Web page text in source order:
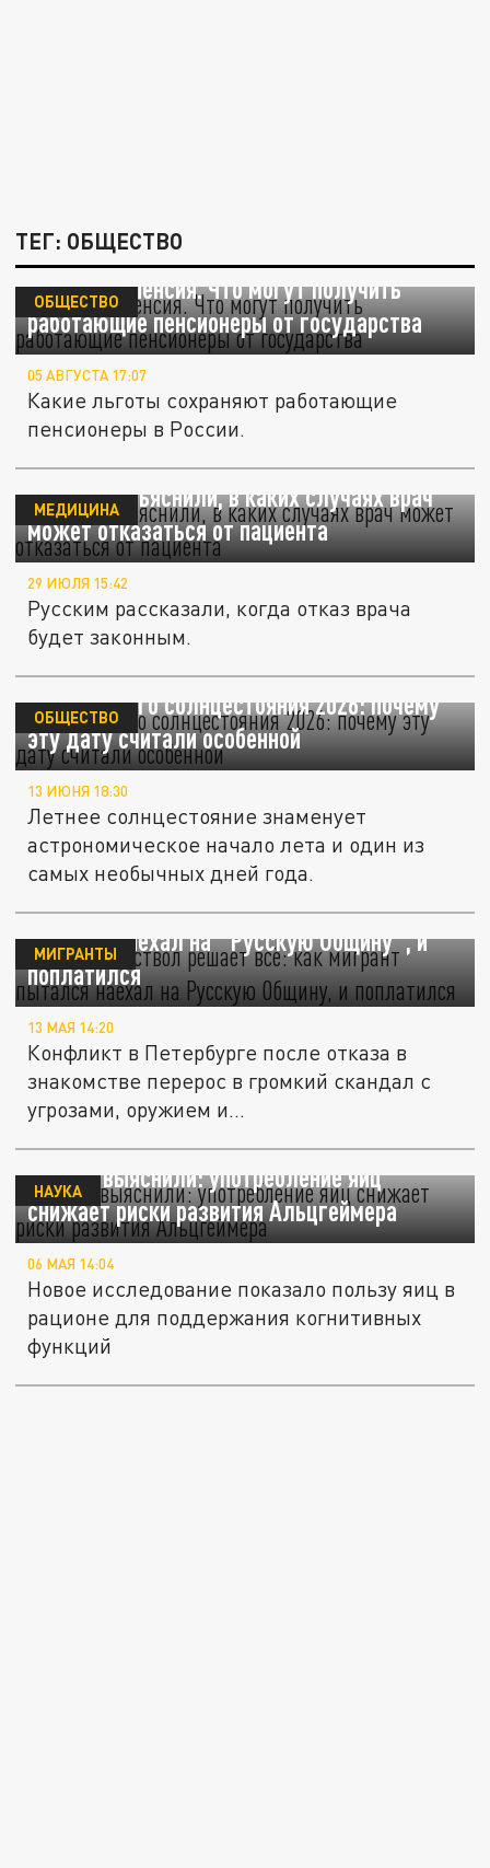
ТЕГ: ОБЩЕСТВО
Не только пенсия. Что могут получить
работающие пенсионеры от государства
ОБЩЕСТВО
05 АВГУСТА 17:07
Какие льготы сохраняют работающие
пенсионеры в России.
Русским объяснили, в каких случаях врач
может отказаться от пациента
МЕДИЦИНА
29 ИЮЛЯ 15:42
Русским рассказали, когда отказ врача
будет законным.
День летнего солнцестояния 2026: почему
эту дату считали особенной
ОБЩЕСТВО
13 ИЮНЯ 18:30
Летнее солнцестояние знаменует
астрономическое начало лета и один из
самых необычных дней года.
Думал, что ствол решает всё: как мигрант
пытался наехал на "Русскую Общину", и
поплатился
МИГРАНТЫ
13 МАЯ 14:20
Конфликт в Петербурге после отказа в
знакомстве перерос в громкий скандал с
угрозами, оружием и...
Ученые выяснили: употребление яиц
снижает риски развития Альцгеймера
НАУКА
06 МАЯ 14:04
Новое исследование показало пользу яиц в
рационе для поддержания когнитивных
функций